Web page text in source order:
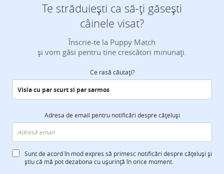
Te străduiești ca să-ți găsești
câinele visat?
Înscrie-te la Puppy Match
și vom găsi pentru tine crescători minunați.
Ce rasă căutați?
Adresa de email pentru notificări despre cățeluși
Sunt de acord în mod expres să primesc notificări despre cățeluși și
știu că mă pot dezabona cu ușurință în orice moment.